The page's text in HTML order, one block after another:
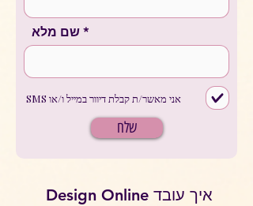
שם מלא
אני מאשר/ת קבלת דיוור במייל ו/או SMS
שלח
איך עובד Design Online